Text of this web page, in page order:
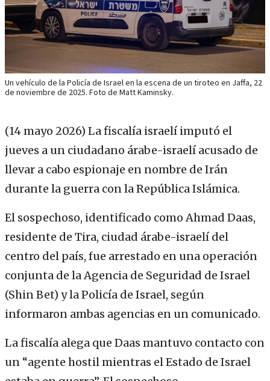
Un vehículo de la Policía de Israel en la escena de un tiroteo en Jaffa, 22
de noviembre de 2025. Foto de Matt Kaminsky.
(14 mayo 2026) La fiscalía israelí imputó el
jueves a un ciudadano árabe-israelí acusado de
llevar a cabo espionaje en nombre de Irán
durante la guerra con la República Islámica.
El sospechoso, identificado como Ahmad Daas,
residente de Tira, ciudad árabe-israelí del
centro del país, fue arrestado en una operación
conjunta de la Agencia de Seguridad de Israel
(Shin Bet) y la Policía de Israel, según
informaron ambas agencias en un comunicado.
La fiscalía alega que Daas mantuvo contacto con
un “agente hostil mientras el Estado de Israel